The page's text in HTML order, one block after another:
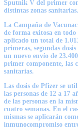
Sputnik V del primer
distintas zonas sanitarias.
La Campaña de
de forma exitosa en
aplicado un total de
primeras, segundas
un nuevo envío de
primer componente, las
sanitarias.
Las dosis de Pfizer se
las personas de 12 a 17
de las personas en la
cuatro semanas. En el
mismas se aplicarán
inmunocompromiso